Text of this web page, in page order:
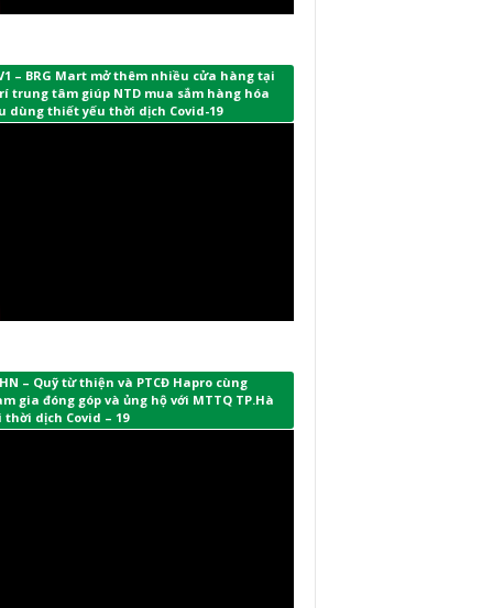
– BRG Mart mở thêm nhiều cửa hàng tại
trung tâm giúp NTD mua sắm hàng hóa
dùng thiết yếu thời dịch Covid-19
– Quỹ từ thiện và PTCĐ Hapro cùng
gia đóng góp và ủng hộ với MTTQ TP.Hà
thời dịch Covid – 19